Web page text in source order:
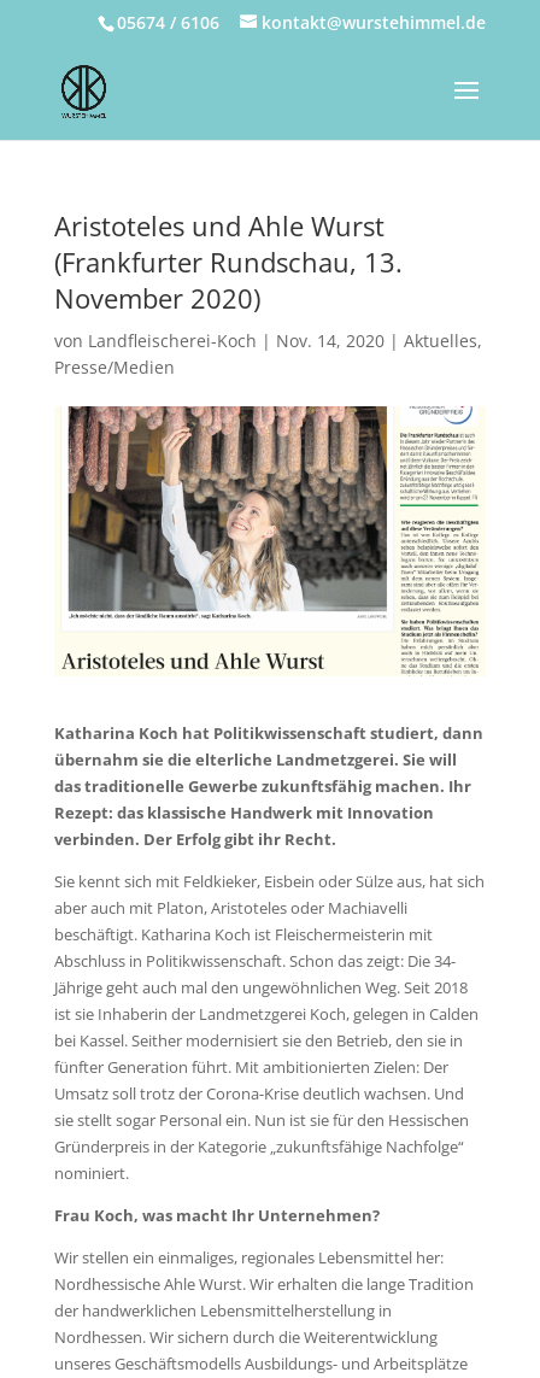
05674 / 6106 kontakt@wurstehimmel.de
Aristoteles und Ahle Wurst
(Frankfurter Rundschau, 13.
November 2020)
von Landfleischerei-Koch | Nov. 14, 2020| Aktuelles,
Presse/Medien
Katharina Koch hat Politikwissenschaft studiert, dann
übernahm sie die elterliche Landmetzgerei. Sie will
das traditionelle Gewerbe zukunftsfähig machen. Ihr
Rezept: das klassische Handwerk mit Innovation
verbinden. Der Erfolg gibt ihr Recht.
Sie kennt sich mit Feldkieker, Eisbein oder Sülze aus, hat sich
aber auch mit Platon, Aristoteles oder Machiavelli
beschäftigt. Katharina Koch ist Fleischermeisterin mit
Abschluss in Politikwissenschaft. Schon das zeigt: Die 34-
Jährige geht auch mal den ungewöhnlichen Weg. Seit 2018
ist sie Inhaberin der Landmetzgerei Koch, gelegen in Calden
bei Kassel. Seither modernisiert sie den Betrieb, den sie in
fünfter Generation führt. Mit ambitionierten Zielen: Der
Umsatz soll trotz der Corona-Krise deutlich wachsen. Und
sie stellt sogar Personal ein. Nun ist sie für den Hessischen
Gründerpreis in der Kategorie „zukunftsfähige Nachfolge“
nominiert.
Frau Koch, was macht Ihr Unternehmen?
Wir stellen ein einmaliges, regionales Lebensmittel her:
Nordhessische Ahle Wurst. Wir erhalten die lange Tradition
der handwerklichen Lebensmittelherstellung in
Nordhessen. Wir sichern durch die Weiterentwicklung
unseres Geschäftsmodells Ausbildungs- und Arbeitsplätze